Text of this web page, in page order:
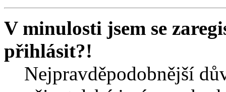
V minulosti jsem se
přihlásit?!
Nejpravděpodobnější